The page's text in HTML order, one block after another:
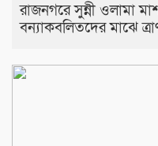
রাজনগরে সুন্নী ওলামা
বন্যাকবলিতদের মাঝে